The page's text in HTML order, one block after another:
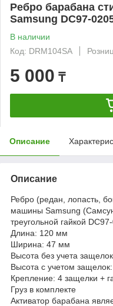
Ребро барабана
Samsung DC97-
В наличии
Код: DRM104SA
5 000 ₸
Описание
Описание
Ребро (редан, лопасть,
машины Samsung
треугольной гайкой
Длина: 120 мм
Ширина: 47 мм
Высота без учета
Высота с учетом
Крепление: 4 защелки +
Груз в комплекте
Активатор барабана